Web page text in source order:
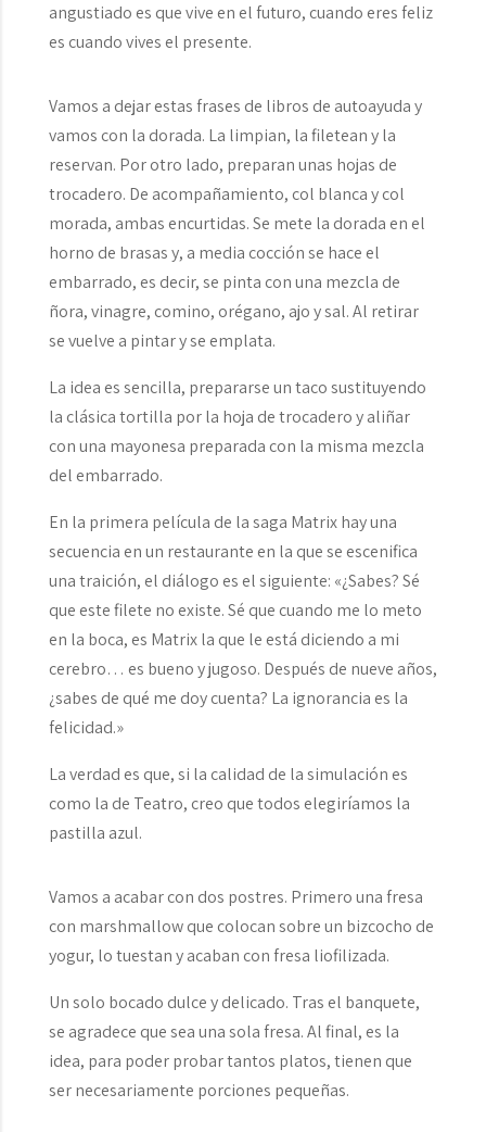
angustiado es que vive en el futuro, cuando eres feliz
es cuando vives el presente.
Vamos a dejar estas frases de libros de autoayuda y
vamos con la dorada. La limpian, la filetean y la
reservan. Por otro lado, preparan unas hojas de
trocadero. De acompañamiento, col blanca y col
morada, ambas encurtidas. Se mete la dorada en el
horno de brasas y, a media cocción se hace el
embarrado, es decir, se pinta con una mezcla de
ñora, vinagre, comino, orégano, ajo y sal. Al retirar
se vuelve a pintar y se emplata.
La idea es sencilla, prepararse un taco sustituyendo
la clásica tortilla por la hoja de trocadero y aliñar
con una mayonesa preparada con la misma mezcla
del embarrado.
En la primera película de la saga Matrix hay una
secuencia en un restaurante en la que se escenifica
una traición, el diálogo es el siguiente: «¿Sabes? Sé
que este filete no existe. Sé que cuando me lo meto
en la boca, es Matrix la que le está diciendo a mi
cerebro… es bueno y jugoso. Después de nueve años,
¿sabes de qué me doy cuenta? La ignorancia es la
felicidad.»
La verdad es que, si la calidad de la simulación es
como la de Teatro, creo que todos elegiríamos la
pastilla azul.
Vamos a acabar con dos postres. Primero una fresa
con marshmallow que colocan sobre un bizcocho de
yogur, lo tuestan y acaban con fresa liofilizada.
Un solo bocado dulce y delicado. Tras el banquete,
se agradece que sea una sola fresa. Al final, es la
idea, para poder probar tantos platos, tienen que
ser necesariamente porciones pequeñas.